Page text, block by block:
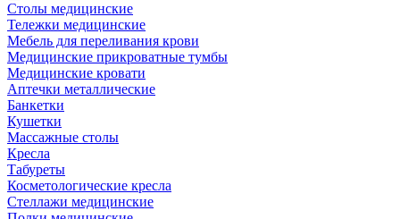
Столы медицинские
Тележки медицинские
Мебель для переливания крови
Медицинские прикроватные тумбы
Медицинские кровати
Аптечки металлические
Банкетки
Кушетки
Массажные столы
Кресла
Табуреты
Косметологические кресла
Стеллажи медицинские